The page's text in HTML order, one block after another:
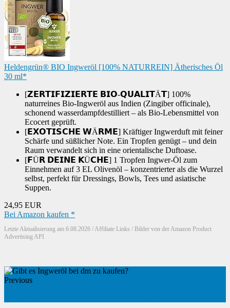
Heldengrün® BIO Ingweröl [100% NATURREIN] Ätherisches Öl
30 ml*
[𝗭𝗘𝗥𝗧𝗜𝗙𝗜𝗭𝗜𝗘𝗥𝗧𝗘 𝗕𝗜𝗢-𝗤𝗨𝗔𝗟𝗜𝗧Ä𝗧] 100%
naturreines Bio-Ingweröl aus Indien (Zingiber officinale),
schonend wasserdampfdestilliert – als Bio-Lebensmittel von
Ecocert geprüft.
[𝗘𝗫𝗢𝗧𝗜𝗦𝗖𝗛𝗘 𝗪Ä𝗥𝗠𝗘] Kräftiger Ingwerduft mit feiner
Schärfe und süßlicher Note. Ein Tropfen genügt – und dein
Raum verwandelt sich in eine orientalische Duftoase.
[𝗙Ü𝗥 𝗗𝗘𝗜𝗡𝗘 𝗞Ü𝗖𝗛𝗘] 1 Tropfen Ingwer-Öl zum
Einnehmen auf 3 EL Olivenöl – konzentrierter als die Wurzel
selbst, perfekt für Dressings, Bowls, Tees und asiatische
Suppen.
24,95 EUR
Bei Amazon kaufen *
Letzte Aktualisierung am 6.08.2026 / Affiliate Links / Bilder von der Amazon Product
Advertising API
Previous